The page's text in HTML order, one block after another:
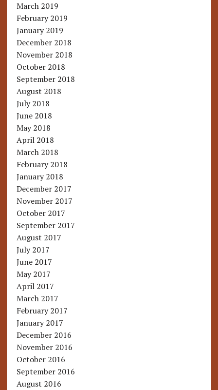
March 2019
February 2019
January 2019
December 2018
November 2018
October 2018
September 2018
August 2018
July 2018
June 2018
May 2018
April 2018
March 2018
February 2018
January 2018
December 2017
November 2017
October 2017
September 2017
August 2017
July 2017
June 2017
May 2017
April 2017
March 2017
February 2017
January 2017
December 2016
November 2016
October 2016
September 2016
August 2016